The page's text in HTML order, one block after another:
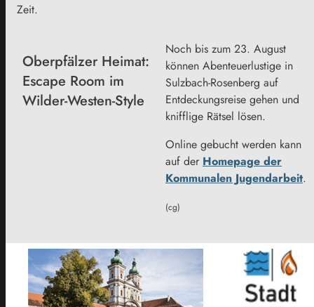
Zeit.
Oberpfälzer Heimat:
Escape Room im
Wilder-Westen-Style
Noch bis zum 23. August
können Abenteuerlustige in
Sulzbach-Rosenberg auf
Entdeckungsreise gehen und
knifflige Rätsel lösen.
Online gebucht werden kann
auf der Homepage der
Kommunalen Jugendarbeit.
(cg)